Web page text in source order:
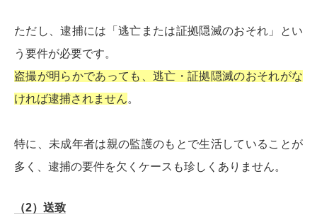
ただし、逮捕には「逃亡または証拠隠滅のおそれ」とい
う要件が必要です。
盗撮が明らかであっても、逃亡・証拠隠滅のおそれがな
ければ逮捕されません。
特に、未成年者は親の監護のもとで生活していることが
多く、逮捕の要件を欠くケースも珍しくありません。
（2）送致